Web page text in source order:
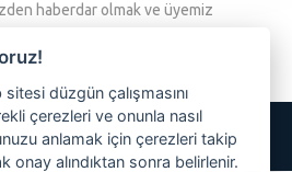
haberdar olmak ve üyemiz
düzgün çalışmasını
çerezleri ve onunla nasıl
anlamak için çerezleri takip
onay alındıktan sonra belirlenir.